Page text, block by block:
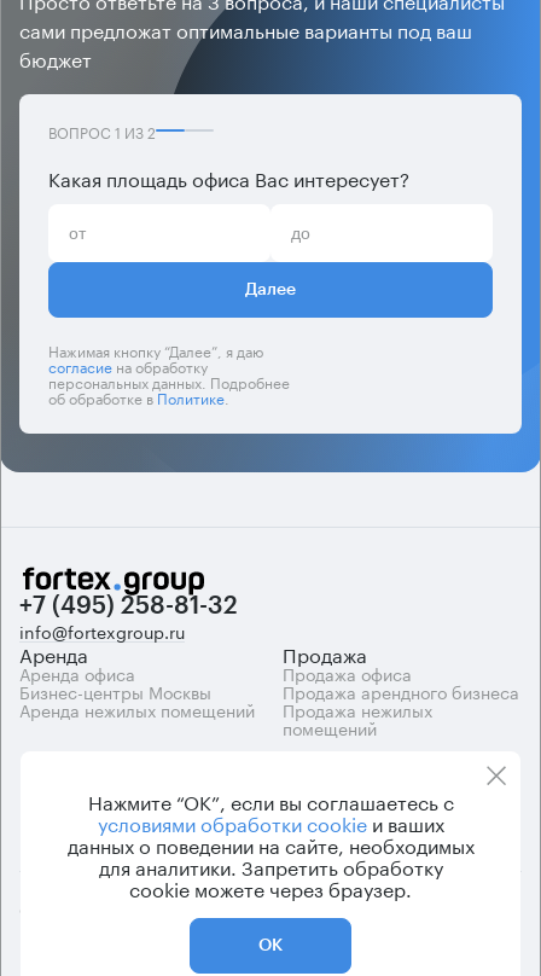
сами предложат оптимальные варианты под ваш
бюджет
ВОПРОС 1 ИЗ2
Какая площадь офиса Вас интересует?
Далее
Нажимая кнопку “Далее”, я даю
согласиена обработку
персональных данных. Подробнее
об обработке вПолитике.
+7 (495) 258-81-32
info@fortexgroup.ru
Аренда
Аренда офиса
Бизнес-центры Москвы
Аренда нежилых помещений
Продажа
Продажа офиса
Продажа арендного бизнеса
Продажа нежилых
помещений
Каталог бизнес-центров О компании
Вакансии
Контакты
© 2026 Fortex.Group. ООО «АРЕНДА ОФИСА», ОГРН 1177746948686,
Политика конфиденциальности
Нажмите “ОК”, если вы соглашаетесь с
условиями обработки cookieи ваших
данных о поведении на сайте, необходимых
для аналитики. Запретить обработку
cookie можете через браузер.
ОК